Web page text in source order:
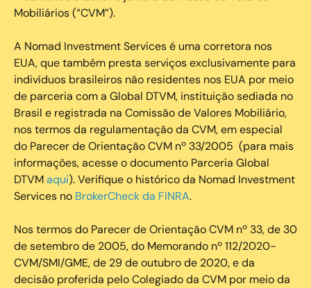
Mobiliários (“CVM”).
‍A Nomad Investment Services é uma corretora nos
EUA, que também presta serviços exclusivamente para
indivíduos brasileiros não residentes nos EUA por meio
de parceria com a Global DTVM, instituição sediada no
Brasil e registrada na Comissão de Valores Mobiliário,
nos termos da regulamentação da CVM, em especial
do Parecer de Orientação CVM nº 33/2005 (para mais
informações, acesse o documento Parceria Global
DTVMaqui). Verifique o histórico da Nomad Investment
Services no BrokerCheck da FINRA.
Nos termos do Parecer de Orientação CVM nº 33, de 30
de setembro de 2005, do Memorando nº 112/2020-
CVM/SMI/GME, de 29 de outubro de 2020, e da
decisão proferida pelo Colegiado da CVM por meio da